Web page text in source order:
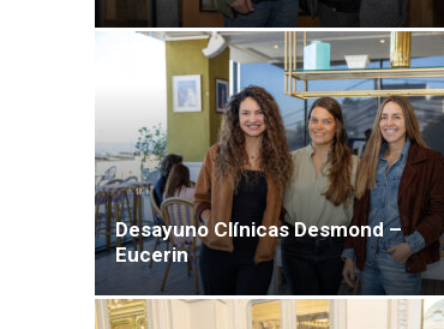
Desayuno Clínicas Desmond –
Eucerin